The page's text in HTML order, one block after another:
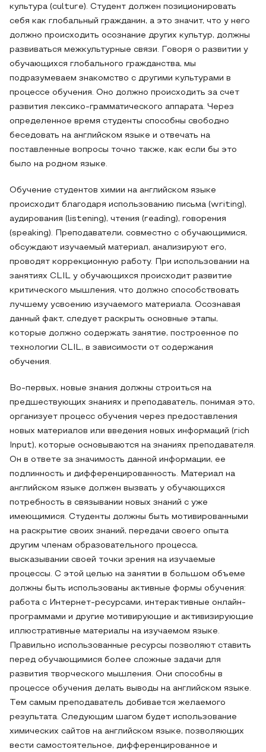
культура (culture). Студент должен позиционировать
себя как глобальный гражданин, а это значит, что у него
должно происходить осознание других культур, должны
развиваться межкультурные связи. Говоря о развитии у
обучающихся глобального гражданства, мы
подразумеваем знакомство с другими культурами в
процессе обучения. Оно должно происходить за счет
развития лексико-грамматического аппарата. Через
определенное время студенты способны свободно
беседовать на английском языке и отвечать на
поставленные вопросы точно также, как если бы это
было на родном языке.
Обучение студентов химии на английском языке
происходит благодаря использованию письма (writing),
аудирования (listening), чтения (reading), говорения
(speaking). Преподаватели, совместно с обучающимися,
обсуждают изучаемый материал, анализируют его,
проводят коррекционную работу. При использовании на
занятиях CLIL у обучающихся происходит развитие
критического мышления, что должно способствовать
лучшему усвоению изучаемого материала. Осознавая
данный факт, следует раскрыть основные этапы,
которые должно содержать занятие, построенное по
технологии CLIL, в зависимости от содержания
обучения.
Во-первых, новые знания должны строиться на
предшествующих знаниях и преподаватель, понимая это,
организует процесс обучения через предоставления
новых материалов или введения новых информаций (rich
Input), которые основываются на знаниях преподавателя.
Он в ответе за значимость данной информации, ее
подлинность и дифференцированность. Материал на
английском языке должен вызвать у обучающихся
потребность в связывании новых знаний с уже
имеющимися. Студенты должны быть мотивированными
на раскрытие своих знаний, передачи своего опыта
другим членам образовательного процесса,
высказывании своей точки зрения на изучаемые
процессы. С этой целью на занятии в большом объеме
должны быть использованы активные формы обучения:
работа с Интернет-ресурсами, интерактивные онлайн-
программами и другие мотивирующие и активизирующие
иллюстративные материалы на изучаемом языке.
Правильно использованные ресурсы позволяют ставить
перед обучающимися более сложные задачи для
развития творческого мышления. Они способны в
процессе обучения делать выводы на английском языке.
Тем самым преподаватель добивается желаемого
результата. Следующим шагом будет использование
химических сайтов на английском языке, позволяющих
вести самостоятельное, дифференцированное и